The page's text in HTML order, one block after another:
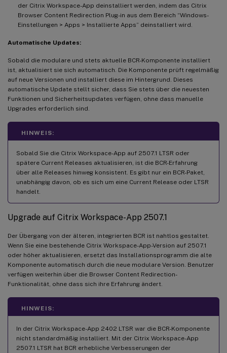
der Citrix Workspace-App deinstalliert werden, indem das Citrix
Browser Content Redirection Plug-in aus dem Bereich “Windows-
Einstellungen > Apps > Installierte Apps” deinstalliert wird.
Automatische Updates:
Sobald die modulare und stets aktuelle BCR-Komponente installiert
ist, aktualisiert sie sich automatisch. Die Komponente prüft regelmäßig
auf neue Versionen und installiert diese im Hintergrund. Dieses
automatische Update stellt sicher, dass Sie stets über die neuesten
Funktionen und Sicherheitsupdates verfügen, ohne dass manuelle
Upgrades erforderlich sind.
HINWEIS:
Sobald Sie die Citrix Workspace-App auf 2507.1 LTSR oder
spätere Current Releases aktualisieren, ist die BCR-Erfahrung
über alle Releases hinweg konsistent. Es gibt nur ein BCR-Paket,
unabhängig davon, ob es sich um eine Current Release oder LTSR
handelt.
Upgrade auf Citrix Workspace-App 2507.1
Der Übergang von der älteren, integrierten BCR ist nahtlos gestaltet.
Wenn Sie eine bestehende Citrix Workspace-App-Version auf 2507.1
oder höher aktualisieren, ersetzt das Installationsprogramm die alte
Komponente automatisch durch die neue modulare Version. Benutzer
verfügen weiterhin über die Browser Content Redirection-
Funktionalität, ohne dass sich ihre Erfahrung ändert.
HINWEIS:
In der Citrix Workspace-App 2402 LTSR war die BCR-Komponente
nicht standardmäßig installiert. Mit der Citrix Workspace-App
2507.1 LTSR hat BCR erhebliche Verbesserungen der